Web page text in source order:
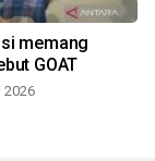
memang
GOAT
2026